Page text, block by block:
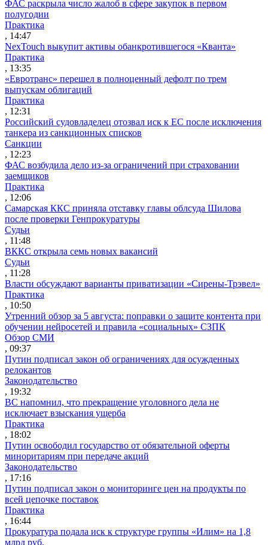
ФАС раскрыла число жалоб в сфере закупок в первом
полугодии
Практика
, 14:47
NexTouch выкупит активы обанкротившегося «Кванта»
Практика
, 13:35
«Евротранс» перешел в полноценный дефолт по трем
выпускам облигаций
Практика
, 12:31
Российский судовладелец отозвал иск к ЕС после исключения
танкера из санкционных списков
Санкции
, 12:23
ФАС возбудила дело из-за ограничений при страховании
заемщиков
Практика
, 12:06
Самарская ККС приняла отставку главы облсуда Шилова
после проверки Генпрокуратуры
Судьи
, 11:48
ВККС открыла семь новых вакансий
Судьи
, 11:28
Власти обсуждают варианты приватизации «Сирены-Трэвел»
Практика
, 10:50
Утренний обзор за 5 августа: поправки о защите контента при
обучении нейросетей и правила «социальных» СЗПК
Обзор СМИ
, 09:37
Путин подписал закон об ограничениях для осужденных
релокантов
Законодательство
, 19:32
ВС напомнил, что прекращение уголовного дела не
исключает взыскания ущерба
Практика
, 18:02
Путин освободил государство от обязательной оферты
миноритариям при передаче акций
Законодательство
, 17:16
Путин подписал закон о мониторинге цен на продукты по
всей цепочке поставок
Практика
, 16:44
Прокуратура подала иск к структуре группы «Илим» на 1,8
млрд руб.